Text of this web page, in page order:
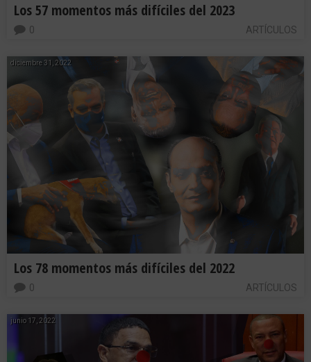
Los 57 momentos más difíciles del 2023
ARTÍCULOS
0
diciembre 31, 2022
Los 78 momentos más difíciles del 2022
ARTÍCULOS
0
junio 17, 2022